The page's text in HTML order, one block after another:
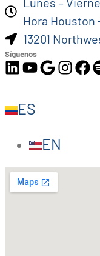
Hora Houston
13201
Síguenos
ES
EN